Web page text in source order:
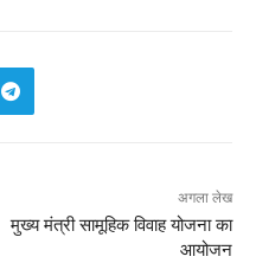
अगला लेख
मुख्य मंत्री सामूहिक विवाह योजना का
आयोजन